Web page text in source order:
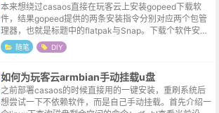
本来想绕过casaos直接在玩客云上安装gopeed下载软
件，结果gopeed提供的两条安装指令分别对应两个包管
理器，也就是标题中的flatpak与Snap。下载个软件安个
仓库也就算了，下载完了结果一个下架，一个版本不符，
最后装了一个...
随笔 DIY
如何为玩客云armbian手动挂载u盘
之前部署casaos的时候直接用的一键安装，重刷系统后
想尝试一下不依赖软件，而是自己手动挂载。首先介绍一